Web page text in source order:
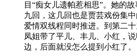
目“痴女儿遗帕惹相思”。她的
九回，这几回也是贾芸戏份集
爱情双线程同时推进。到第二
凤姐带了平儿、丰儿、小红，
边，后面就没怎么提到小红了。